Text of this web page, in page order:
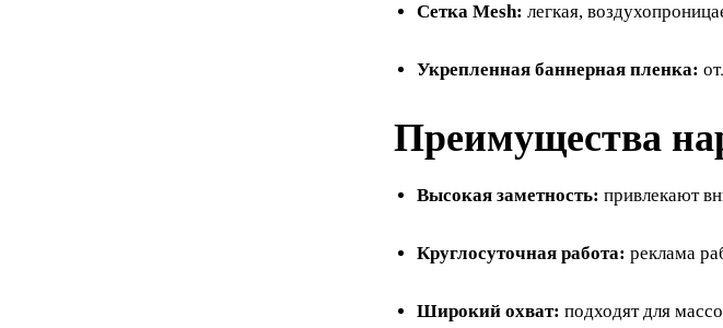
Сетка Mesh: легкая,
Укрепленная баннерная пленка:
Преимущества
Высокая заметность: привлекают
Круглосуточная работа: реклама
Широкий охват: подходят для